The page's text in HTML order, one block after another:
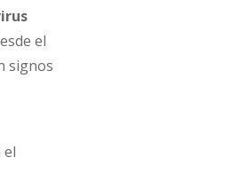
el
signos
el